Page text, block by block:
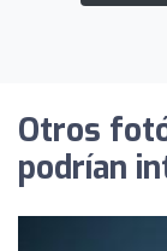
Otros
podrían